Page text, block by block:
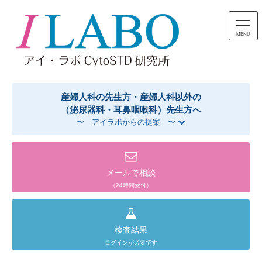
コンテンツへスキップ
産婦人科の先生方・産婦人科以外の
（泌尿器科・耳鼻咽喉科）先生方へ
〜 アイラボからの提案 〜
メールで相談
（24時間受付）
検査結果
ログインが必要です